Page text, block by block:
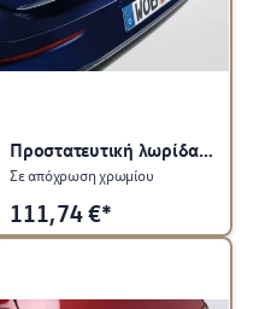
Προστατευτική λωρίδα για πίσω καπό
Σε απόχρωση χρωμίου
111,74€*